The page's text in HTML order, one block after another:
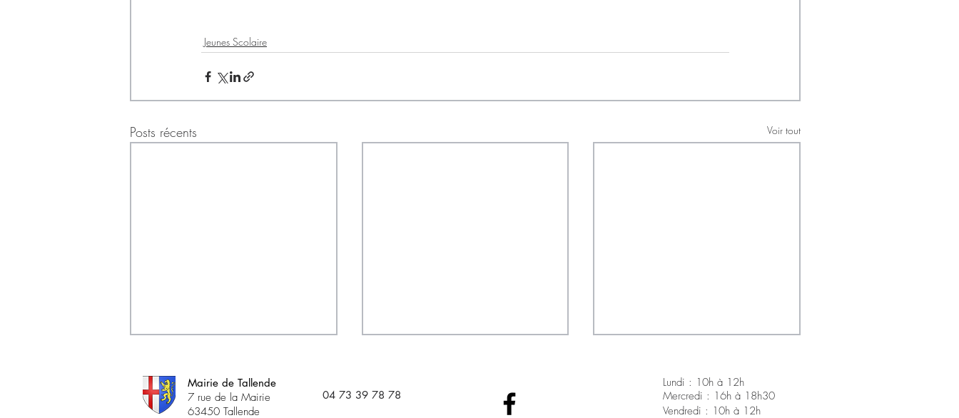
Jeunes Scolaire
Posts récents Voir tout
Mairie de Tallende
7 rue de la Mairie
63450 Tallende
04 73 39 78 78​
Lundi : 10h à 12h
Mercredi : 16h à 18h30
Vendredi : 10h à 12h